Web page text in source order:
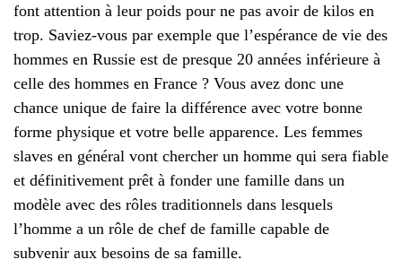
font attention à leur poids pour ne pas avoir de kilos en
trop. Saviez-vous par exemple que l’espérance de vie des
hommes en Russie est de presque 20 années inférieure à
celle des hommes en France ? Vous avez donc une
chance unique de faire la différence avec votre bonne
forme physique et votre belle apparence. Les femmes
slaves en général vont chercher un homme qui sera fiable
et définitivement prêt à fonder une famille dans un
modèle avec des rôles traditionnels dans lesquels
l’homme a un rôle de chef de famille capable de
subvenir aux besoins de sa famille.